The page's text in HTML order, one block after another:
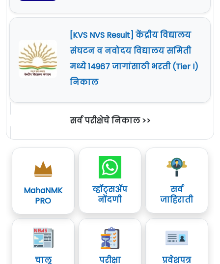
[KVS NVS Result] केंद्रीय विद्यालय
संघटन व नवोदय विद्यालय समिती
मध्ये 14967 जागांसाठी भरती (Tier I)
निकाल
सर्व परीक्षेचे निकाल >>
MahaNMK
PRO
व्हॉट्सॲप
नोंदणी
सर्व
जाहिराती
चालू
परीक्षा
प्रवेशपत्र